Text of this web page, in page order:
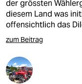
der grössten
diesem Land was
offensichtlich das
zum Beitrag